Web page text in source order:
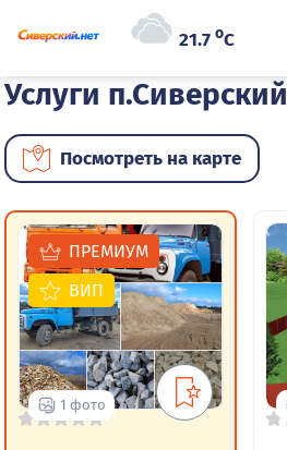
21.7oC
Услуги п.Сиверский
Посмотреть на карте
ПРЕМИУМ
ВИП
1 фото